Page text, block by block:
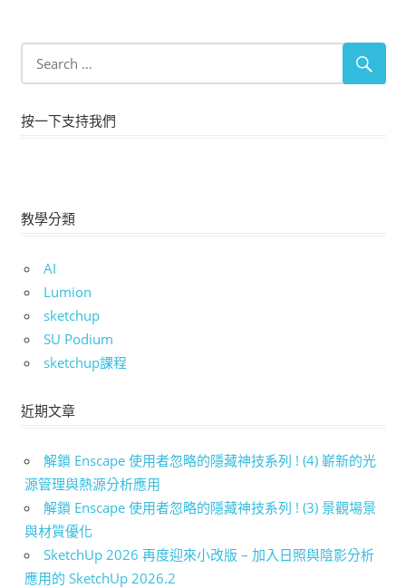
按一下支持我們
教學分類
AI
Lumion
sketchup
SU Podium
sketchup課程
近期文章
解鎖 Enscape 使用者忽略的隱藏神技系列 ! (4) 嶄新的光
源管理與熱源分析應用
解鎖 Enscape 使用者忽略的隱藏神技系列 ! (3) 景觀場景
與材質優化
SketchUp 2026 再度迎來小改版 – 加入日照與陰影分析
應用的 SketchUp 2026.2